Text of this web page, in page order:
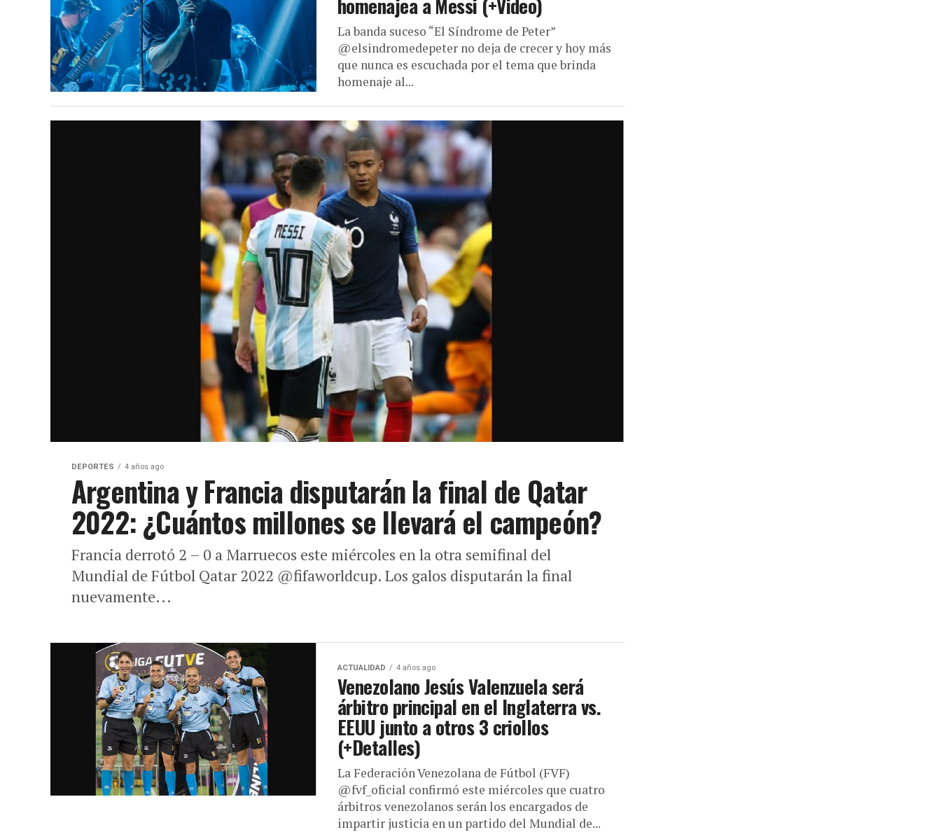
La banda suceso “El Síndrome de Peter”
@elsindromedepeter no deja de crecer y hoy más
que nunca es escuchada por el tema que brinda
homenaje al...
DEPORTES 4 años ago
Argentina y Francia disputarán la final de Qatar
2022: ¿Cuántos millones se llevará el campeón?
Francia derrotó 2 – 0 a Marruecos este miércoles en la otra semifinal del
Mundial de Fútbol Qatar 2022 @fifaworldcup. Los galos disputarán la final
nuevamente...
ACTUALIDAD 4 años ago
Venezolano Jesús Valenzuela será
árbitro principal en el Inglaterra vs.
EEUU junto a otros 3 criollos
(+Detalles)
La Federación Venezolana de Fútbol (FVF)
@fvf_oficial confirmó este miércoles que cuatro
árbitros venezolanos serán los encargados de
impartir justicia en un partido del Mundial de...